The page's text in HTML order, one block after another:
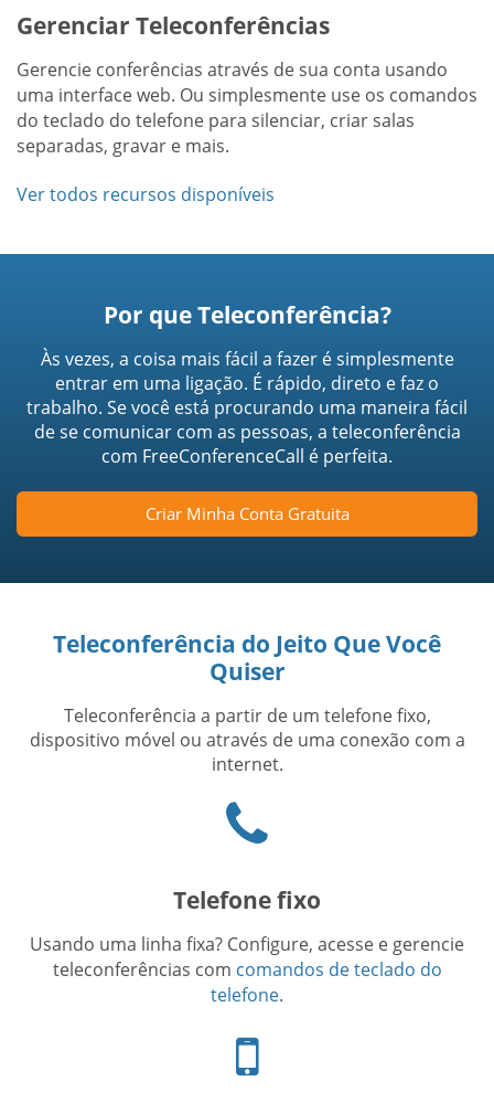
Gerenciar Teleconferências
Gerencie conferências através de sua conta usando
uma interface web. Ou simplesmente use os comandos
do teclado do telefone para silenciar, criar salas
separadas, gravar e mais.
Ver todos recursos disponíveis
Por que Teleconferência?
Às vezes, a coisa mais fácil a fazer é simplesmente
entrar em uma ligação. É rápido, direto e faz o
trabalho. Se você está procurando uma maneira fácil
de se comunicar com as pessoas, a teleconferência
com FreeConferenceCall é perfeita.
Criar Minha Conta Gratuita
Teleconferência do Jeito Que Você
Quiser
Teleconferência a partir de um telefone fixo,
dispositivo móvel ou através de uma conexão com a
internet.
icon
Telefone fixo
Usando uma linha fixa? Configure, acesse e gerencie
teleconferências com comandos de teclado do
telefone.
Ícone
de